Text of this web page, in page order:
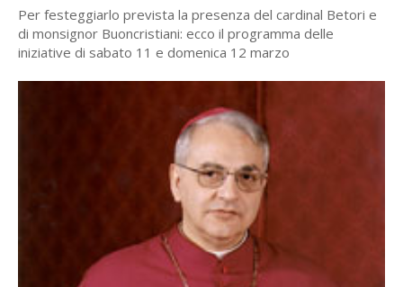
Per festeggiarlo prevista la presenza del cardinal Betori e
di monsignor Buoncristiani: ecco il programma delle
iniziative di sabato 11 e domenica 12 marzo